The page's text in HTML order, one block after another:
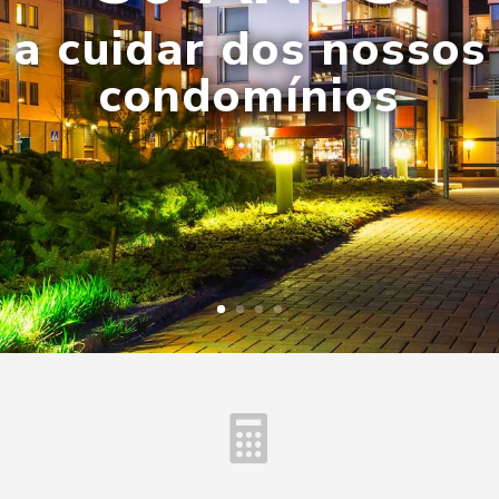
a cuidar dos nossos
condomínios
